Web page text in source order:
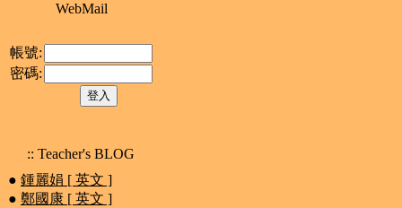
WebMail
帳號:
密碼:
:: Teacher's BLOG
● 鍾麗娟 [ 英文 ]
● 鄭國康 [ 英文 ]